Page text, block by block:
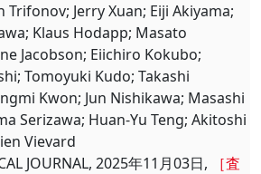
Trifonov; Jerry Xuan; Eiji Akiyama;
Klaus Hodapp; Masato
Jacobson; Eiichiro Kokubo;
Tomoyuki Kudo; Takashi
Kwon; Jun Nishikawa; Masashi
Serizawa; Huan-Yu Teng; Akitoshi
Vievard
JOURNAL, 2025年11月03日,
［査